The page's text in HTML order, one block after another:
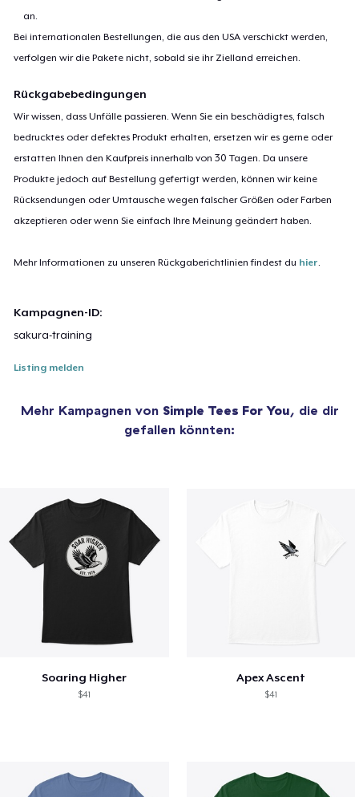
an.
Bei internationalen Bestellungen, die aus den USA verschickt werden,
verfolgen wir die Pakete nicht, sobald sie ihr Zielland erreichen.
Rückgabebedingungen
Wir wissen, dass Unfälle passieren. Wenn Sie ein beschädigtes, falsch
bedrucktes oder defektes Produkt erhalten, ersetzen wir es gerne oder
erstatten Ihnen den Kaufpreis innerhalb von 30 Tagen. Da unsere
Produkte jedoch auf Bestellung gefertigt werden, können wir keine
Rücksendungen oder Umtausche wegen falscher Größen oder Farben
akzeptieren oder wenn Sie einfach Ihre Meinung geändert haben.
Mehr Informationen zu unseren Rückgaberichtlinien findest du hier
Kampagnen-ID:
sakura-training
Listing melden
Mehr Kampagnen von Simple Tees For You, die dir
gefallen könnten:
Soaring Higher
$41
Apex Ascent
$41